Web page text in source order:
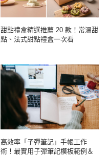
甜點禮盒精選推薦 20 款！常溫甜
點、法式甜點禮盒一次看
高效率「子彈筆記」手帳工作
術！最實用子彈筆記模板範例＆